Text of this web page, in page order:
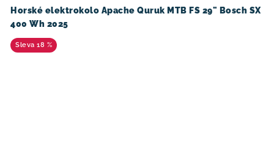
Horské elektrokolo Apache Quruk MTB FS 29" Bosch SX
400 Wh 2025
18 %